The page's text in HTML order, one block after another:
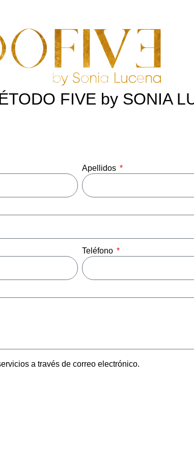
FIVE by SONIA
Apellidos
Teléfono
a través de correo electrónico.